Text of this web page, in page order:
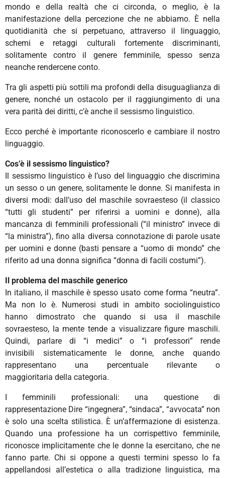
mondo e della realtà che ci circonda, o meglio, è la
manifestazione della percezione che ne abbiamo. È nella
quotidianità che si perpetuano, attraverso il linguaggio,
schemi e retaggi culturali fortemente discriminanti,
solitamente contro il genere femminile, spesso senza
neanche rendercene conto.
Tra gli aspetti più sottili ma profondi della disuguaglianza di
genere, nonché un ostacolo per il raggiungimento di una
vera parità dei diritti, c’è anche il sessismo linguistico.
Ecco perché è importante riconoscerlo e cambiare il nostro
linguaggio.
Cos’è il sessismo linguistico?
Il sessismo linguistico è l’uso del linguaggio che discrimina
un sesso o un genere, solitamente le donne. Si manifesta in
diversi modi: dall’uso del maschile sovraesteso (il classico
“tutti gli studenti” per riferirsi a uomini e donne), alla
mancanza di femminili professionali (“il ministro” invece di
“la ministra”), fino alla diversa connotazione di parole usate
per uomini e donne (basti pensare a “uomo di mondo” che
riferito ad una donna significa “donna di facili costumi”).
Il problema del maschile generico
In italiano, il maschile è spesso usato come forma “neutra”.
Ma non lo è. Numerosi studi in ambito sociolinguistico
hanno dimostrato che quando si usa il maschile
sovraesteso, la mente tende a visualizzare figure maschili.
Quindi, parlare di “i medici” o “i professori” rende
invisibili sistematicamente le donne, anche quando
rappresentano una percentuale rilevante o
maggioritaria della categoria.
I femminili professionali: una questione di
rappresentazione Dire “ingegnera”, “sindaca”, “avvocata” non
è solo una scelta stilistica. È un’affermazione di esistenza.
Quando una professione ha un corrispettivo femminile,
riconosce implicitamente che le donne la esercitano, che ne
fanno parte. Chi si oppone a questi termini spesso lo fa
appellandosi all’estetica o alla tradizione linguistica, ma